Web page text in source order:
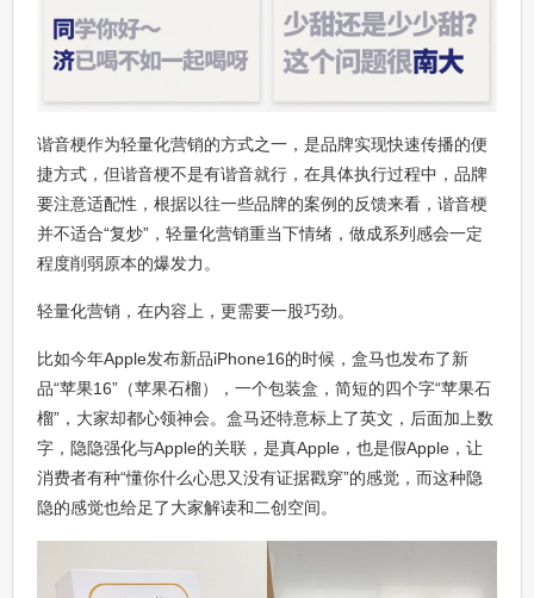
谐音梗作为轻量化营销的方式之一，是品牌实现快速传播的便
捷方式，但谐音梗不是有谐音就行，在具体执行过程中，品牌
要注意适配性，根据以往一些品牌的案例的反馈来看，谐音梗
并不适合“复炒”，轻量化营销重当下情绪，做成系列感会一定
程度削弱原本的爆发力。
轻量化营销，在内容上，更需要一股巧劲。
比如今年Apple发布新品iPhone16的时候，盒马也发布了新
品“苹果16”（苹果石榴），一个包装盒，简短的四个字“苹果石
榴”，大家却都心领神会。盒马还特意标上了英文，后面加上数
字，隐隐强化与Apple的关联，是真Apple，也是假Apple，让
消费者有种“懂你什么心思又没有证据戳穿”的感觉，而这种隐
隐的感觉也给足了大家解读和二创空间。